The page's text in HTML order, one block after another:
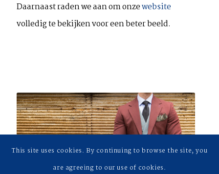
Daarnaast raden we aan om onzewebsite
volledig te bekijken voor een beter beeld.
This site uses cookies. By continuing to browse the site, you
are agreeing to our use of cookies.